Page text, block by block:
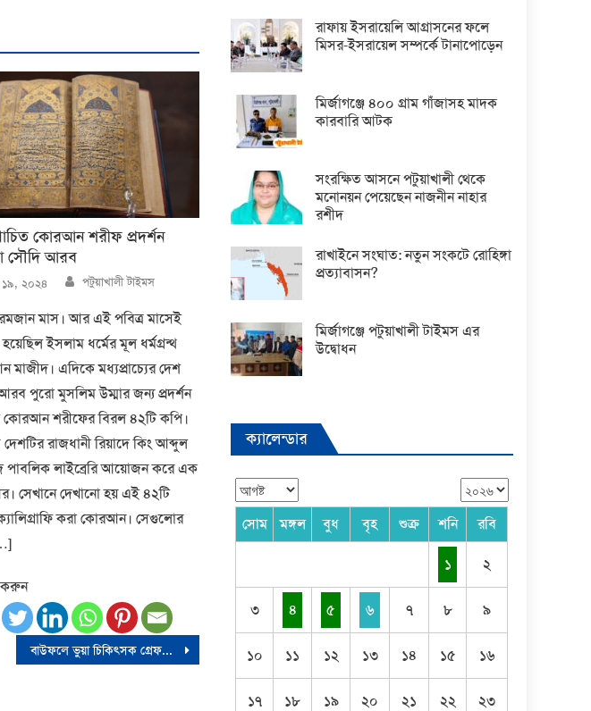
কোরআন শরীফ প্রদর্শন
সৌদি আরব
১৯, ২০২৪ Author
পটুয়াখালী টাইমস
মাস। আর এই পবিত্র মাসেই
ইসলাম ধর্মের মূল ধর্মগ্রন্থ
এদিকে মধ্যপ্রাচ্যের দেশ
পুরো মুসলিম উম্মার জন্য প্রদর্শন
শরীফের বিরল ৪২টি কপি।
দেশটির রাজধানী রিয়াদে কিং আব্দুল
লাইব্রেরি আয়োজন করে এক
সেখানে দেখানো হয় এই ৪২টি
করা কোরআন। সেগুলোর
করুন
বাউফলে ভুয়া চিকিৎসক গ্রেফতার, ক্লিনিক সিলগালা
রাফায় ইসরায়েলি আগ্রাসনের ফলে
মিসর-ইসরায়েল সম্পর্কে টানাপোড়েন
মির্জাগঞ্জে ৪০০ গ্রাম গাঁজাসহ মাদক
কারবারি আটক
সংরক্ষিত আসনে পটুয়াখালী থেকে
মনোনয়ন পেয়েছেন নাজনীন নাহার
রশীদ
রাখাইনে সংঘাত: নতুন সংকটে রোহিঙ্গা
প্রত্যাবাসন?
মির্জাগঞ্জে পটুয়াখালী টাইমস এর
উদ্বোধন
ক্যালেন্ডার
সোম মঙ্গল বুধ বৃহ শুক্র শনি রবি
১ ২
৩ ৪ ৫ ৬ ৭ ৮ ৯
১০ ১১ ১২ ১৩ ১৪ ১৫ ১৬
১৭ ১৮ ১৯ ২০ ২১ ২২ ২৩